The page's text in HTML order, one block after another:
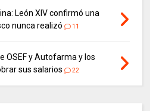
León XIV confirmó una
nunca realizó
11
OSEF y Autofarma y los
sus salarios
22